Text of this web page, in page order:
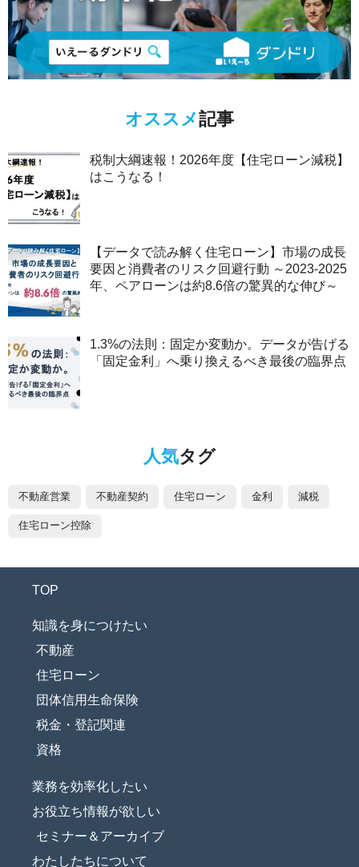
オススメ記事
税制大綱速報！2026年度【住宅ローン減税】
はこうなる！
【データで読み解く住宅ローン】市場の成長
要因と消費者のリスク回避行動 ～2023-2025
年、ペアローンは約8.6倍の驚異的な伸び～
1.3%の法則：固定か変動か。データが告げる
「固定金利」へ乗り換えるべき最後の臨界点
人気タグ
不動産営業 不動産契約 住宅ローン 金利 減税
住宅ローン控除
TOP
知識を身につけたい
不動産
住宅ローン
団体信用生命保険
税金・登記関連
資格
業務を効率化したい
お役立ち情報が欲しい
セミナー＆アーカイブ
わたしたちについて